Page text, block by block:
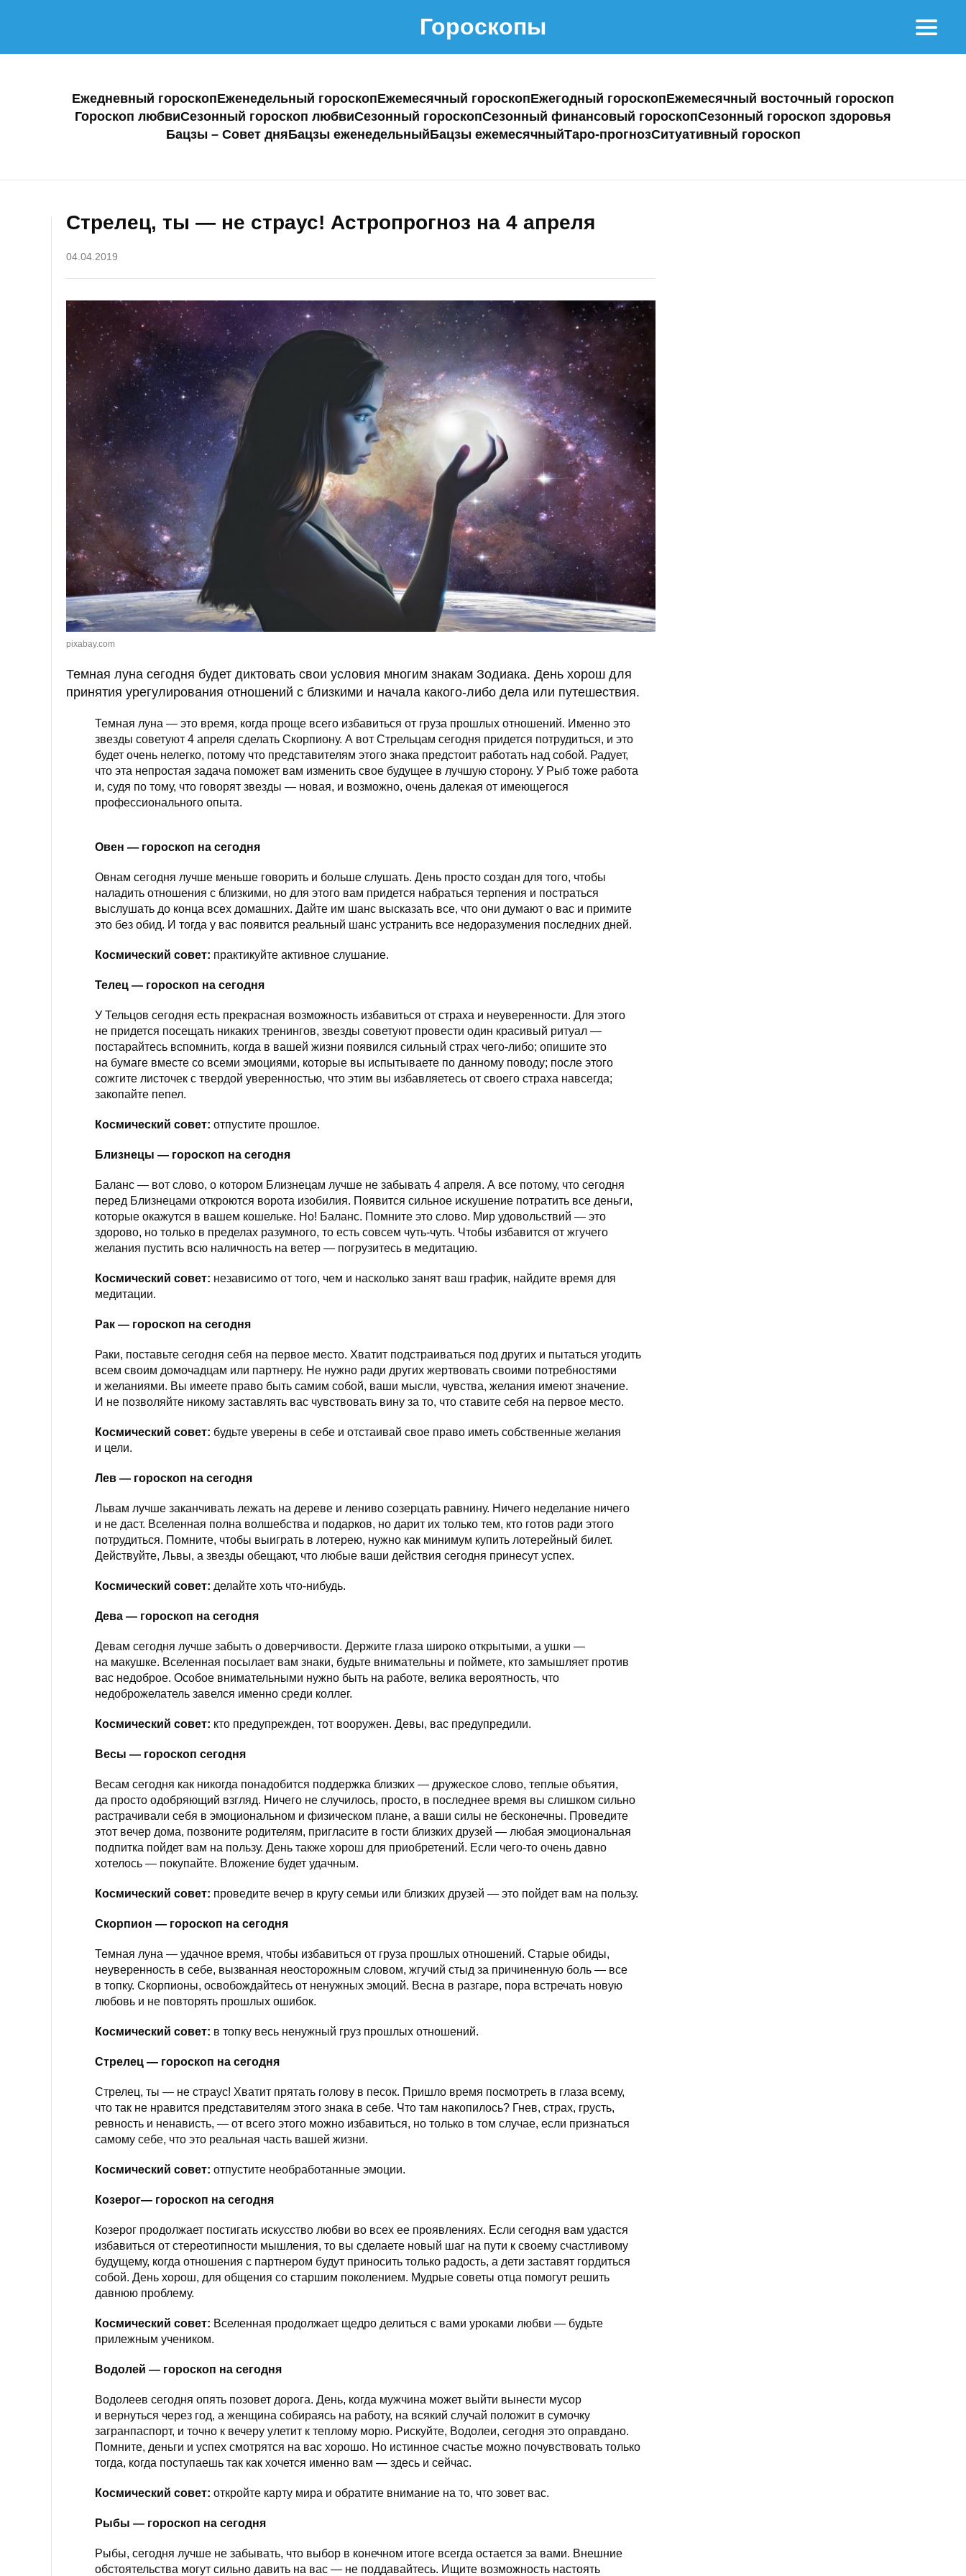
Гороскопы
Ежедневный гороскопЕженедельный гороскопЕжемесячный гороскопЕжегодный гороскопЕжемесячный восточный гороскоп
Гороскоп любвиСезонный гороскоп любвиСезонный гороскопСезонный финансовый гороскопСезонный гороскоп здоровья
Бацзы – Совет дняБацзы еженедельныйБацзы ежемесячныйТаро-прогнозСитуативный гороскоп
Стрелец, ты — не страус! Астропрогноз на 4 апреля
04.04.2019
pixabay.com
Темная луна сегодня будет диктовать свои условия многим знакам Зодиака. День хорош для
принятия урегулирования отношений с близкими и начала какого-либо дела или путешествия.
Темная луна — это время, когда проще всего избавиться от груза прошлых отношений. Именно это
звезды советуют 4 апреля сделать Скорпиону. А вот Стрельцам сегодня придется потрудиться, и это
будет очень нелегко, потому что представителям этого знака предстоит работать над собой. Радует,
что эта непростая задача поможет вам изменить свое будущее в лучшую сторону. У Рыб тоже работа
и, судя по тому, что говорят звезды — новая, и возможно, очень далекая от имеющегося
профессионального опыта.
Овен — гороскоп на сегодня
Овнам сегодня лучше меньше говорить и больше слушать. День просто создан для того, чтобы
наладить отношения с близкими, но для этого вам придется набраться терпения и постраться
выслушать до конца всех домашних. Дайте им шанс высказать все, что они думают о вас и примите
это без обид. И тогда у вас появится реальный шанс устранить все недоразумения последних дней.
Космический совет: практикуйте активное слушание.
Телец — гороскоп на сегодня
У Тельцов сегодня есть прекрасная возможность избавиться от страха и неуверенности. Для этого
не придется посещать никаких тренингов, звезды советуют провести один красивый ритуал —
постарайтесь вспомнить, когда в вашей жизни появился сильный страх чего-либо; опишите это
на бумаге вместе со всеми эмоциями, которые вы испытываете по данному поводу; после этого
сожгите листочек с твердой уверенностью, что этим вы избавляетесь от своего страха навсегда;
закопайте пепел.
Космический совет: отпустите прошлое.
Близнецы — гороскоп на сегодня
Баланс — вот слово, о котором Близнецам лучше не забывать 4 апреля. А все потому, что сегодня
перед Близнецами откроются ворота изобилия. Появится сильное искушение потратить все деньги,
которые окажутся в вашем кошельке. Но! Баланс. Помните это слово. Мир удовольствий — это
здорово, но только в пределах разумного, то есть совсем чуть-чуть. Чтобы избавится от жгучего
желания пустить всю наличность на ветер — погрузитесь в медитацию.
Космический совет: независимо от того, чем и насколько занят ваш график, найдите время для
медитации.
Рак — гороскоп на сегодня
Раки, поставьте сегодня себя на первое место. Хватит подстраиваться под других и пытаться угодить
всем своим домочадцам или партнеру. Не нужно ради других жертвовать своими потребностями
и желаниями. Вы имеете право быть самим собой, ваши мысли, чувства, желания имеют значение.
И не позволяйте никому заставлять вас чувствовать вину за то, что ставите себя на первое место.
Космический совет: будьте уверены в себе и отстаивай свое право иметь собственные желания
и цели.
Лев — гороскоп на сегодня
Львам лучше заканчивать лежать на дереве и лениво созерцать равнину. Ничего неделание ничего
и не даст. Вселенная полна волшебства и подарков, но дарит их только тем, кто готов ради этого
потрудиться. Помните, чтобы выиграть в лотерею, нужно как минимум купить лотерейный билет.
Действуйте, Львы, а звезды обещают, что любые ваши действия сегодня принесут успех.
Космический совет: делайте хоть что-нибудь.
Дева — гороскоп на сегодня
Девам сегодня лучше забыть о доверчивости. Держите глаза широко открытыми, а ушки —
на макушке. Вселенная посылает вам знаки, будьте внимательны и поймете, кто замышляет против
вас недоброе. Особое внимательными нужно быть на работе, велика вероятность, что
недоброжелатель завелся именно среди коллег.
Космический совет: кто предупрежден, тот вооружен. Девы, вас предупредили.
Весы — гороскоп сегодня
Весам сегодня как никогда понадобится поддержка близких — дружеское слово, теплые объятия,
да просто одобряющий взгляд. Ничего не случилось, просто, в последнее время вы слишком сильно
растрачивали себя в эмоциональном и физическом плане, а ваши силы не бесконечны. Проведите
этот вечер дома, позвоните родителям, пригласите в гости близких друзей — любая эмоциональная
подпитка пойдет вам на пользу. День также хорош для приобретений. Если чего-то очень давно
хотелось — покупайте. Вложение будет удачным.
Космический совет: проведите вечер в кругу семьи или близких друзей — это пойдет вам на пользу.
Скорпион — гороскоп на сегодня
Темная луна — удачное время, чтобы избавиться от груза прошлых отношений. Старые обиды,
неуверенность в себе, вызванная неосторожным словом, жгучий стыд за причиненную боль — все
в топку. Скорпионы, освобождайтесь от ненужных эмоций. Весна в разгаре, пора встречать новую
любовь и не повторять прошлых ошибок.
Космический совет: в топку весь ненужный груз прошлых отношений.
Стрелец — гороскоп на сегодня
Стрелец, ты — не страус! Хватит прятать голову в песок. Пришло время посмотреть в глаза всему,
что так не нравится представителям этого знака в себе. Что там накопилось? Гнев, страх, грусть,
ревность и ненависть, — от всего этого можно избавиться, но только в том случае, если признаться
самому себе, что это реальная часть вашей жизни.
Космический совет: отпустите необработанные эмоции.
Козерог— гороскоп на сегодня
Козерог продолжает постигать искусство любви во всех ее проявлениях. Если сегодня вам удастся
избавиться от стереотипности мышления, то вы сделаете новый шаг на пути к своему счастливому
будущему, когда отношения с партнером будут приносить только радость, а дети заставят гордиться
собой. День хорош, для общения со старшим поколением. Мудрые советы отца помогут решить
давнюю проблему.
Космический совет: Вселенная продолжает щедро делиться с вами уроками любви — будьте
прилежным учеником.
Водолей — гороскоп на сегодня
Водолеев сегодня опять позовет дорога. День, когда мужчина может выйти вынести мусор
и вернуться через год, а женщина собираясь на работу, на всякий случай положит в сумочку
загранпаспорт, и точно к вечеру улетит к теплому морю. Рискуйте, Водолеи, сегодня это оправдано.
Помните, деньги и успех смотрятся на вас хорошо. Но истинное счастье можно почувствовать только
тогда, когда поступаешь так как хочется именно вам — здесь и сейчас.
Космический совет: откройте карту мира и обратите внимание на то, что зовет вас.
Рыбы — гороскоп на сегодня
Рыбы, сегодня лучше не забывать, что выбор в конечном итоге всегда остается за вами. Внешние
обстоятельства могут сильно давить на вас — не поддавайтесь. Ищите возможность настоять